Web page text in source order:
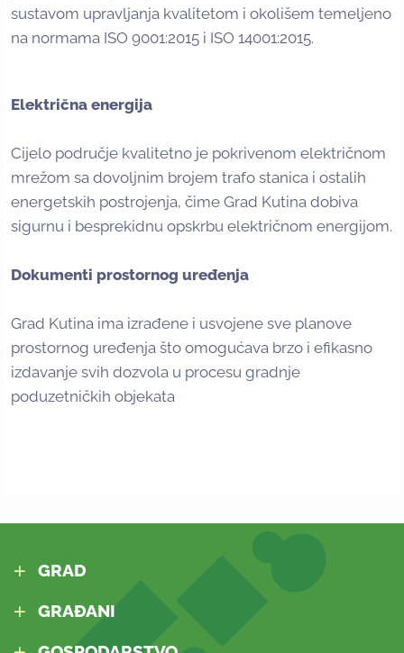
sustavom upravljanja kvalitetom i okolišem temeljeno
na normama ISO 9001:2015 i ISO 14001:2015.
Električna energija
Cijelo područje kvalitetno je pokrivenom električnom
mrežom sa dovoljnim brojem trafo stanica i ostalih
energetskih postrojenja, čime Grad Kutina dobiva
sigurnu i besprekidnu opskrbu električnom energijom.
Dokumenti prostornog uređenja
Grad Kutina ima izrađene i usvojene sve planove
prostornog uređenja što omogućava brzo i efikasno
izdavanje svih dozvola u procesu gradnje
poduzetničkih objekata
GRAD
GRAĐANI